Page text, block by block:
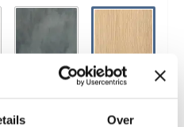
Over
BetonLook Licht eiken